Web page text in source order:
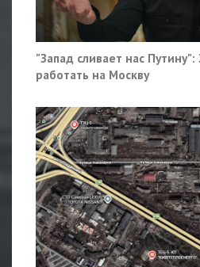
"Запад сливает нас
работать на Москву